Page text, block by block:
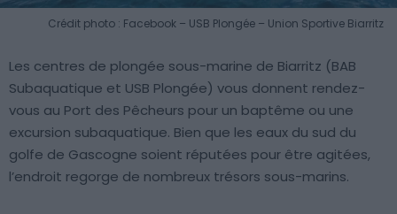
Crédit photo : Facebook – USB Plongée – Union Sportive Biarritz
Les centres de plongée sous-marine de Biarritz (BAB
Subaquatique et USB Plongée) vous donnent rendez-
vous au Port des Pêcheurs pour un baptême ou une
excursion subaquatique. Bien que les eaux du sud du
golfe de Gascogne soient réputées pour être agitées,
l’endroit regorge de nombreux trésors sous-marins.